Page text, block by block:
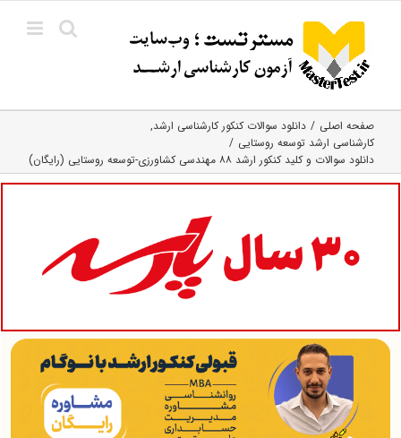
content
صفحه اصلی
دانلود سوالات کنکور کارشناسی ارشد
کارشناسی ارشد توسعه روستایی
دانلود سوالات و کلید کنکور ارشد ۸۸ مهندسی کشاورزی-توسعه روستایی (رایگان)